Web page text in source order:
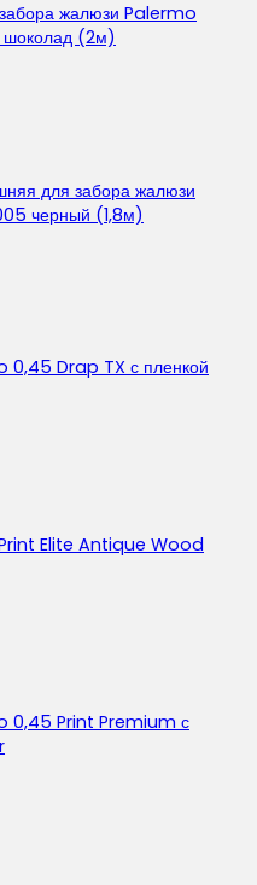
жалюзи Palermo
(2м)
для забора жалюзи
черный (1,8м)
0,45 Drap TX с пленкой
Elite Antique Wood
0,45 Print Premium с